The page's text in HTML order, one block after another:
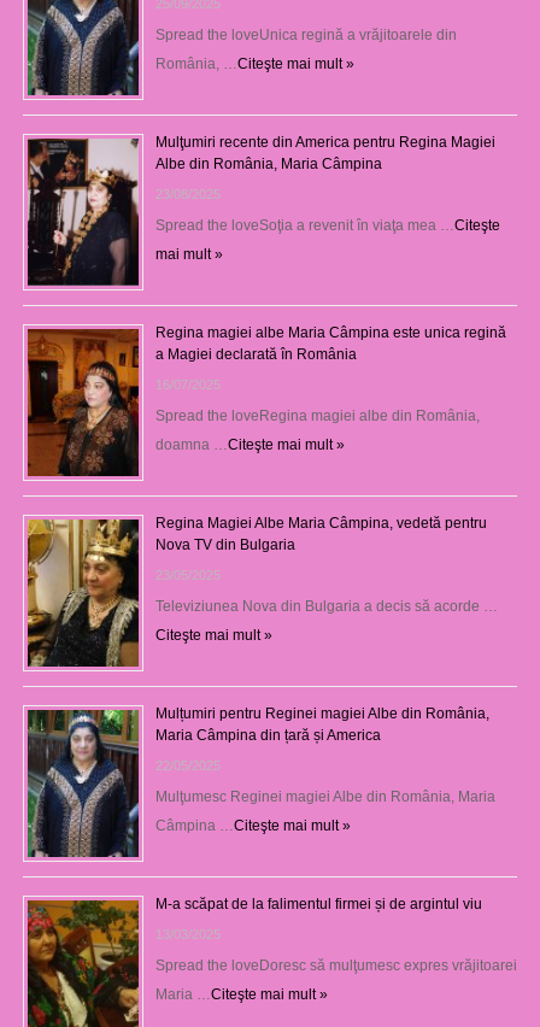
25/09/2025
Spread the loveUnica regină a vrăjitoarele din
România, …Citeşte mai mult »
Mulţumiri recente din America pentru Regina Magiei
Albe din România, Maria Câmpina
23/08/2025
Spread the loveSoţia a revenit în viaţa mea …Citeşte
mai mult »
Regina magiei albe Maria Câmpina este unica regină
a Magiei declarată în România
16/07/2025
Spread the loveRegina magiei albe din România,
doamna …Citeşte mai mult »
Regina Magiei Albe Maria Câmpina, vedetă pentru
Nova TV din Bulgaria
23/05/2025
Televiziunea Nova din Bulgaria a decis să acorde …
Citeşte mai mult »
Mulțumiri pentru Reginei magiei Albe din România,
Maria Câmpina din țară și America
22/05/2025
Mulţumesc Reginei magiei Albe din România, Maria
Câmpina …Citeşte mai mult »
M-a scăpat de la falimentul firmei și de argintul viu
13/03/2025
Spread the loveDoresc să mulţumesc expres vrăjitoarei
Maria …Citeşte mai mult »